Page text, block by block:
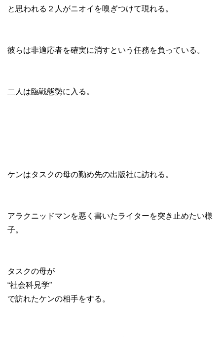
と思われる２人がニオイを嗅ぎつけて現れる。
彼らは非適応者を確実に消すという任務を負っている。
二人は臨戦態勢に入る。
ケンはタスクの母の勤め先の出版社に訪れる。
アラクニッドマンを悪く書いたライターを突き止めたい様
子。
タスクの母が
“社会科見学”
で訪れたケンの相手をする。